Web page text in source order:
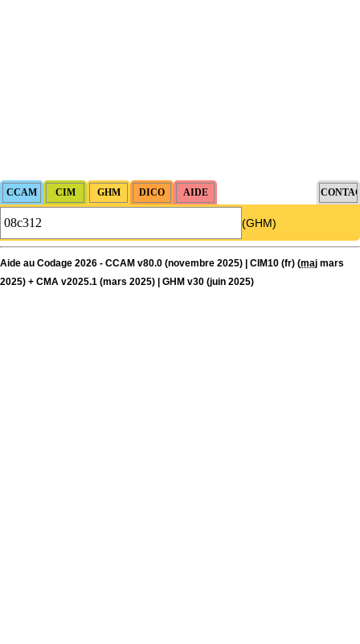
(GHM)
Aide au Codage 2026 - CCAM v80.0 (novembre 2025) | CIM10 (fr) (maj mars
2025) + CMA v2025.1 (mars 2025) | GHM v30 (juin 2025)